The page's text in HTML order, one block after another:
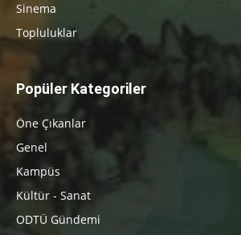
Sinema
Topluluklar
Popüler Kategoriler
Öne Çıkanlar
Genel
Kampüs
Kültür - Sanat
ODTÜ Gündemi